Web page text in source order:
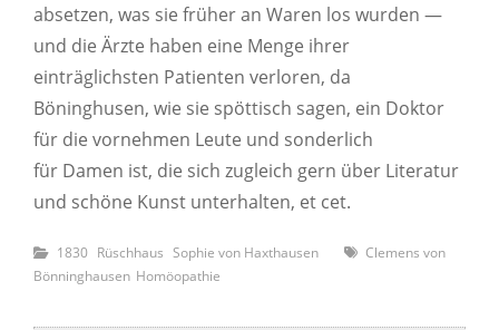
absetzen, was sie früher an Waren los wurden —
und die Ärzte haben eine Menge ihrer
einträglichsten Patienten verloren, da
Böninghusen, wie sie spöttisch sagen, ein Doktor
für die vornehmen Leute und sonderlich
für Damen ist, die sich zugleich gern über Literatur
und schöne Kunst unterhalten, et cet.
Kategorien
1830 Rüschhaus Sophie von Haxthausen Schagwörter
Clemens von
Bönninghausen Homöopathie